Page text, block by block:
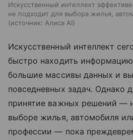
Искусственный интеллект
не подходит для выбора жилья,
источник: Алиса AI
Искусственный интеллект
быстро находить
большие массивы данных и
повседневных задач. Однако
принятие важных решений —
выборе жилья, автомобиля
профессии — пока